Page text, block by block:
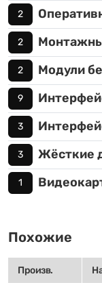
2
2
2 Модули
9
3
3 Жёсткие
1
Похожие
Произв.